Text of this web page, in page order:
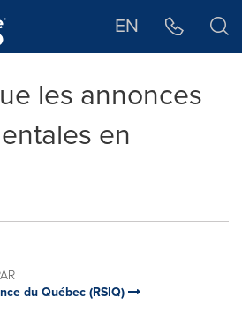
EN
les annonces
en
du Québec (RSIQ)